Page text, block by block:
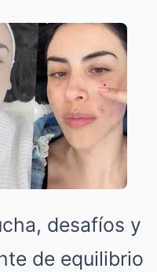
desafíos y
de equilibrio